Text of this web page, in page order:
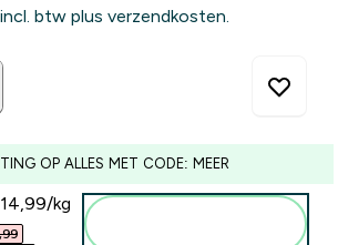
btw plus verzendkosten.
OP ALLES MET CODE: MEER
price
kg